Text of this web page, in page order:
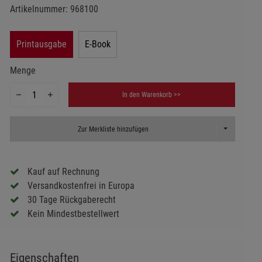
Artikelnummer: 968100
Printausgabe E-Book
Menge
In den Warenkorb >>
Zur Merkliste hinzufügen Toggle
Kauf auf Rechnung
Versandkostenfrei in Europa
30 Tage Rückgaberecht
Kein Mindestbestellwert
Eigenschaften